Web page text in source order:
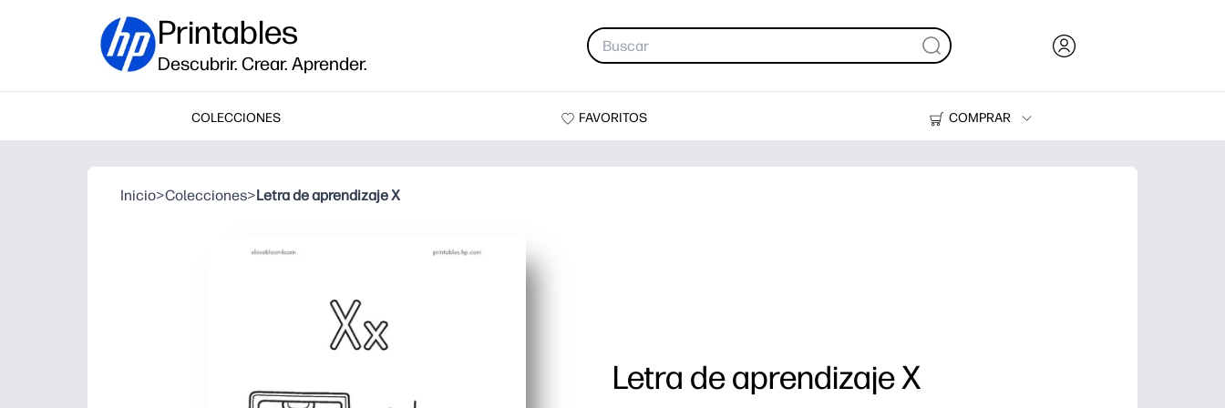
Printables
Descubrir. Crear. Aprender.
COLECCIONES FAVORITOS
COMPRAR
Impresoras
Inicio>Colecciones>Letra de aprendizaje X
Letra de aprendizaje X